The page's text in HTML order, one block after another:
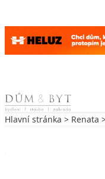
Skip to content
Hlavní stránka > Renata